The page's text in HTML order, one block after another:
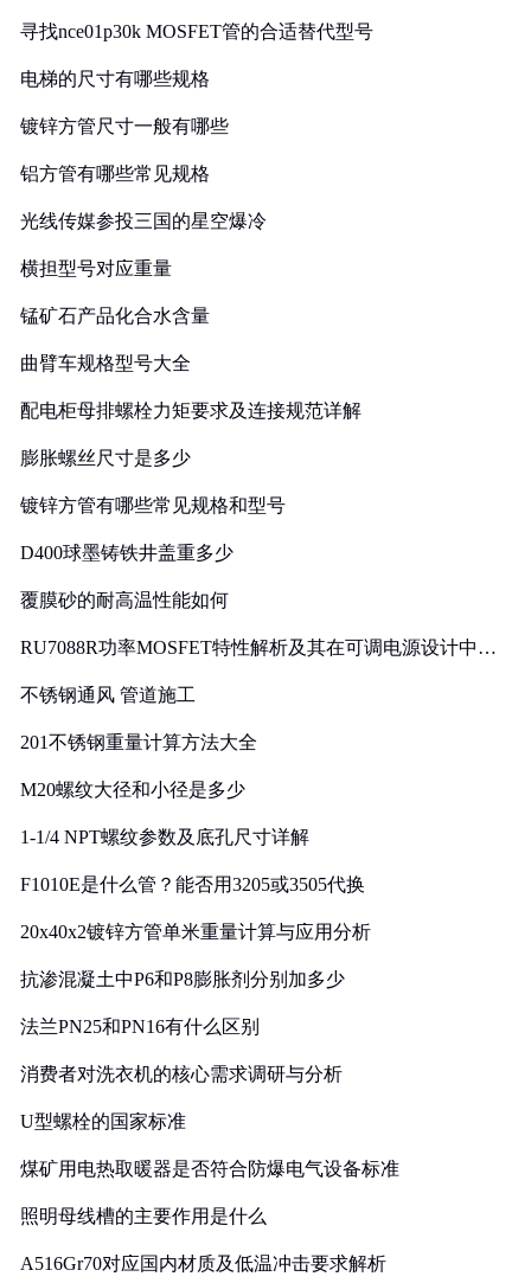
寻找nce01p30k MOSFET管的合适替代型号
电梯的尺寸有哪些规格
镀锌方管尺寸一般有哪些
铝方管有哪些常见规格
光线传媒参投三国的星空爆冷
横担型号对应重量
锰矿石产品化合水含量
曲臂车规格型号大全
配电柜母排螺栓力矩要求及连接规范详解
膨胀螺丝尺寸是多少
镀锌方管有哪些常见规格和型号
D400球墨铸铁井盖重多少
覆膜砂的耐高温性能如何
RU7088R功率MOSFET特性解析及其在可调电源设计中的
不锈钢通风 管道施工
201不锈钢重量计算方法大全
M20螺纹大径和小径是多少
1-1/4 NPT螺纹参数及底孔尺寸详解
F1010E是什么管？能否用3205或3505代换
20x40x2镀锌方管单米重量计算与应用分析
抗渗混凝土中P6和P8膨胀剂分别加多少
法兰PN25和PN16有什么区别
消费者对洗衣机的核心需求调研与分析
U型螺栓的国家标准
煤矿用电热取暖器是否符合防爆电气设备标准
照明母线槽的主要作用是什么
A516Gr70对应国内材质及低温冲击要求解析